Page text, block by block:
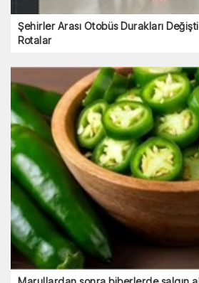
Şehirler Arası Otobüs Durakları
Rotalar